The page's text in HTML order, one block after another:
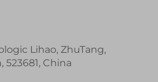
Lihao, ZhuTang,
China